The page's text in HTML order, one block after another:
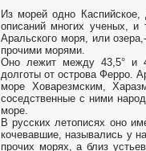
Из морей одно
описаний многих ученых, и
Аральского моря, или
прочими морями.
Оно лежит между 43,5° и
долготы от острова Ферро.
море Ховарезмским,
соседственные с ними
море.
В русских летописях оно
кочевавшие, назывались у
прочих морях, а близ